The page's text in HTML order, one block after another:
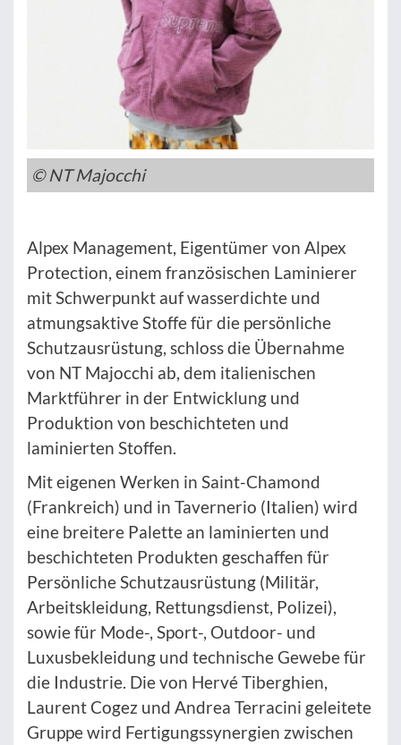
© NT Majocchi
Alpex Management, Eigentümer von Alpex
Protection, einem französischen Laminierer
mit Schwerpunkt auf wasserdichte und
atmungsaktive Stoffe für die persönliche
Schutzausrüstung, schloss die Übernahme
von NT Majocchi ab, dem italienischen
Marktführer in der Entwicklung und
Produktion von beschichteten und
laminierten Stoffen.
Mit eigenen Werken in Saint-Chamond
(Frankreich) und in Tavernerio (Italien) wird
eine breitere Palette an laminierten und
beschichteten Produkten geschaffen für
Persönliche Schutzausrüstung (Militär,
Arbeitskleidung, Rettungsdienst, Polizei),
sowie für Mode-, Sport-, Outdoor- und
Luxusbekleidung und technische Gewebe für
die Industrie. Die von Hervé Tiberghien,
Laurent Cogez und Andrea Terracini geleitete
Gruppe wird Fertigungssynergien zwischen